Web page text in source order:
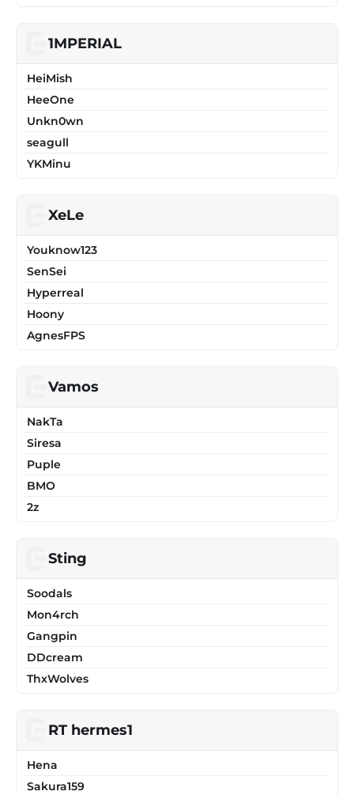
1MPERIAL
HeiMish
HeeOne
Unkn0wn
seagull
YKMinu
XeLe
Youknow123
SenSei
Hyperreal
Hoony
AgnesFPS
Vamos
NakTa
Siresa
Puple
BMO
2z
Sting
Soodals
Mon4rch
Gangpin
DDcream
ThxWolves
RT hermes1
Hena
Sakura159